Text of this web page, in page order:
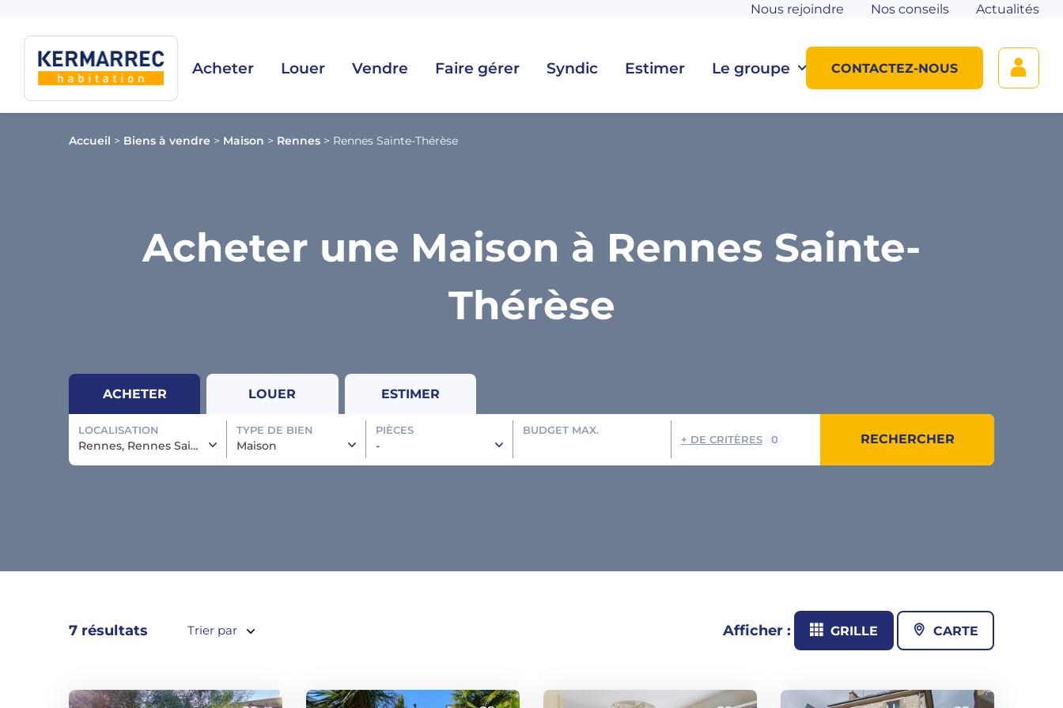
Acheter Louer Vendre Faire gérer Syndic Estimer Le groupe
Nous rejoindre Nos conseils Actualités
CONTACTEZ-NOUS
Accueil > Biens à vendre > Maison > Rennes > Rennes Sainte-Thérèse
Acheter une Maison à Rennes Sainte-
Thérèse
ACHETER LOUER ESTIMER
LOCALISATION
Rennes, Rennes Sainte-Thérèse
TYPE DE BIEN
Maison
PIÈCES
-
BUDGET MAX.
+ DE CRITÈRES 0 RECHERCHER
7 résultats Trier par Afficher : GRILLE CARTE